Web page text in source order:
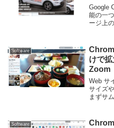
Google
能の一
ージ上
けで画
だ。先
ジを見
Software
けで
Zoom
Web サ
サイズ
まずサ
拡大画
画像を
のが
Software